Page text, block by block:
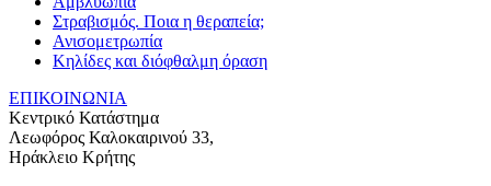
Στραβισμός. Ποια η θεραπεία;
Ανισομετρωπία
Κηλίδες και διόφθαλμη όραση
ΕΠΙΚΟΙΝΩΝΙΑ
Κεντρικό Κατάστημα
Λεωφόρος Καλοκαιρινού 33,
Ηράκλειο Κρήτης